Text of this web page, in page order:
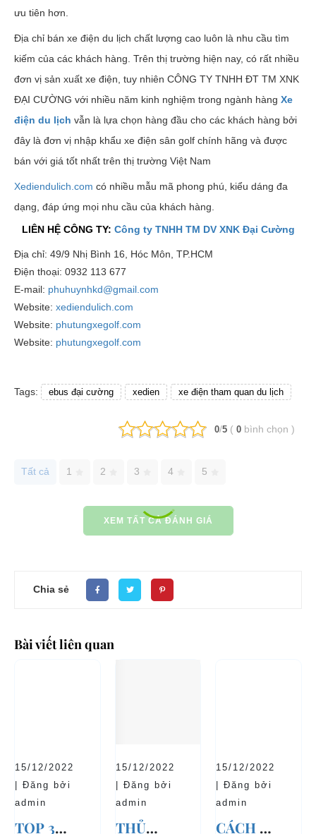
ưu tiên hơn.
Địa chỉ bán xe điện du lịch chất lượng cao luôn là nhu cầu tìm
kiếm của các khách hàng. Trên thị trường hiện nay, có rất nhiều
đơn vị sản xuất xe điện, tuy nhiên CÔNG TY TNHH ĐT TM XNK
ĐẠI CƯỜNG với nhiều năm kinh nghiệm trong ngành hàng Xe
điện du lịch vẫn là lựa chọn hàng đầu cho các khách hàng bởi
đây là đơn vị nhập khẩu xe điện sân golf chính hãng và được
bán với giá tốt nhất trên thị trường Việt Nam
Xediendulich.com có nhiều mẫu mã phong phú, kiểu dáng đa
dạng, đáp ứng mọi nhu cầu của khách hàng.
LIÊN HỆ CÔNG TY: Công ty TNHH TM DV XNK Đại Cường
Địa chỉ: 49/9 Nhị Bình 16, Hóc Môn, TP.HCM
Điện thoại: 0932 113 677
E-mail: phuhuynhkd@gmail.com
Website: xediendulich.com
Website: phutungxegolf.com
Website: phutungxegolf.com
Tags: ebus đại cường xedien xe điện tham quan du lịch
0/5 ( 0 bình chọn )
Tất cả 1 2 3 4 5
XEM TẤT CẢ ĐÁNH GIÁ
Chia sẻ
Bài viết liên quan
15/12/2022
| Đăng bởi
admin
TOP 3
15/12/2022
| Đăng bởi
admin
THỦ
15/12/2022
| Đăng bởi
admin
CÁCH SỬ